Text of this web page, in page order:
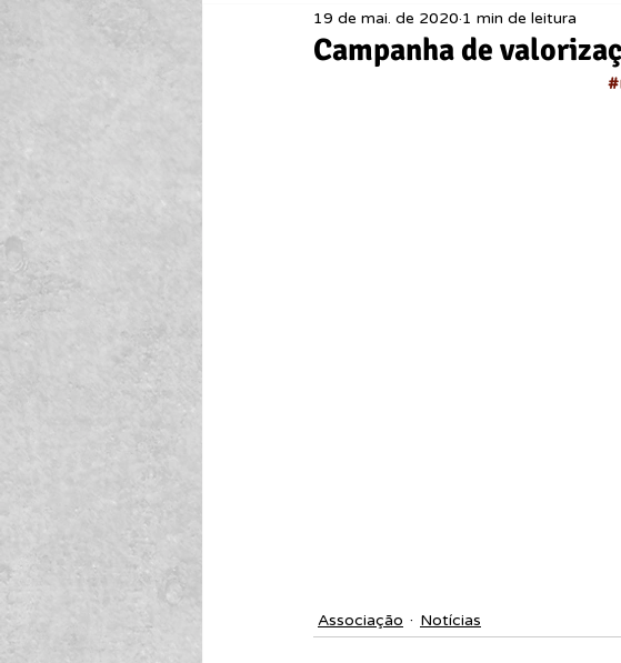
Jornal O Processo Judiciário Notícias
Campanha de
19 de mai. de 2020 1 min de leitura
Associação Notícias